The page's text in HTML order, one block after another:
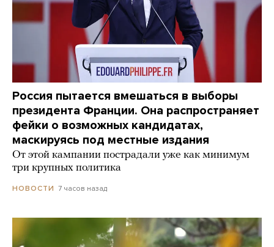
Россия пытается вмешаться в выборы
президента Франции. Она распространяет
фейки о возможных кандидатах,
маскируясь под местные издания
От этой кампании пострадали уже как минимум
три крупных политика
НОВОСТИ 7 часов назад